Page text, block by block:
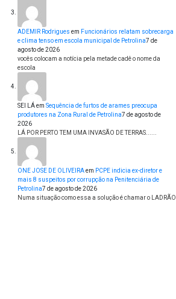
ADEMIR Rodrigues em Funcionários relatam sobrecarga
e clima tenso em escola municipal de Petrolina7 de
agosto de 2026
vocês colocam a notícia pela metade cadê o nome da
escola
SEI LÁem Sequência de furtos de arames preocupa
produtores na Zona Rural de Petrolina7 de agosto de
2026
LÁ POR PERTO TEM UMA INVASÃO DE TERRAS......
ONE JOSE DE OLIVEIRAem PCPE indicia ex-diretor e
mais 8 suspeitos por corrupção na Penitenciária de
Petrolina7 de agosto de 2026
Numa situação como essa a solução é chamar o LADRÃO